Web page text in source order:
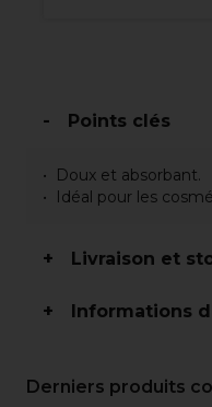
Points clés
Doux et absorbant.
Idéal pour les
Livraison et
Informations
Derniers produits